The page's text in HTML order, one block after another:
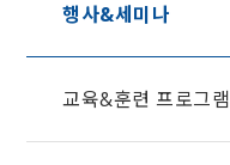
행사&세미나
교육&훈련 프로그램